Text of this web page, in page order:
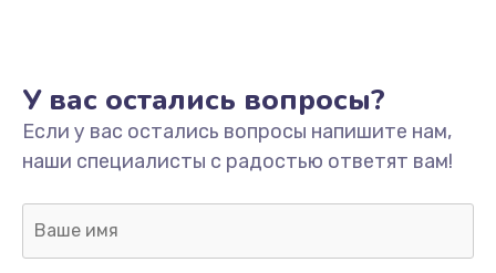
Заказать
Не включается
У вас остались вопросы?
Если у вас остались вопросы напишите нам,
наши специалисты с радостью ответят вам!